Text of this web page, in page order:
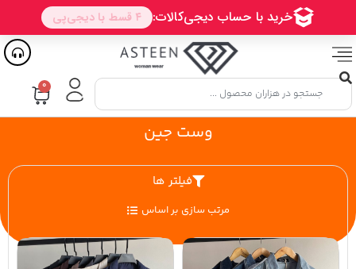
۰
وست جین
فیلتر ها
مرتب سازی بر اساس